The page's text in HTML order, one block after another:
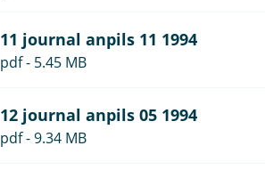
11 journal anpils 11 1994
pdf - 5.45 MB
12 journal anpils 05 1994
pdf - 9.34 MB